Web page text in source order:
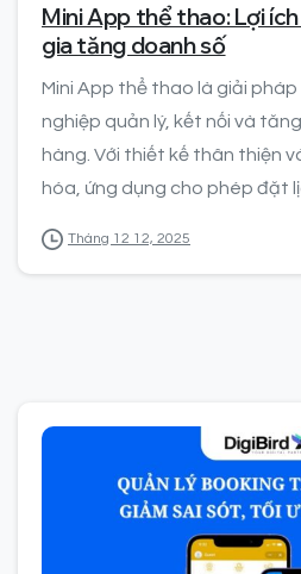
Mini App thể thao: Lợi
gia tăng doanh số
Mini App thể thao là giải
nghiệp quản lý, kết nối và
hàng. Với thiết kế thân thiện
hóa, ứng dụng cho phép đặt
Tháng 12 12, 2025